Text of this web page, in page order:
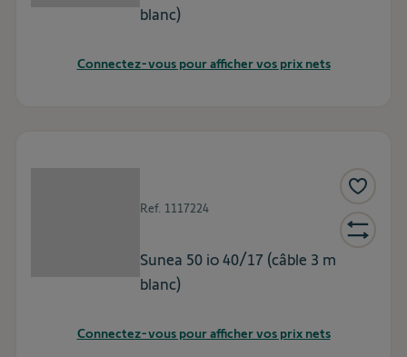
blanc)
Connectez-vous pour afficher vos prix nets
Ref. 1117224
Sunea 50 io 40/17 (câble 3 m
blanc)
Connectez-vous pour afficher vos prix nets